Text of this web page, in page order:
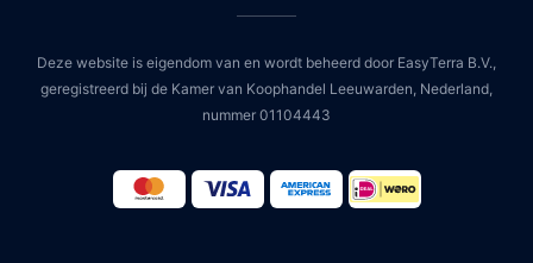
Deze website is eigendom van en wordt beheerd door EasyTerra B.V.,
geregistreerd bij de Kamer van Koophandel Leeuwarden, Nederland,
nummer 01104443